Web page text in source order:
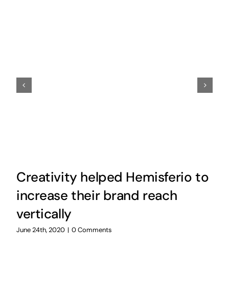
Creativity helped Hemisferio to
increase their brand reach
vertically
June 24th, 2020 | 0 Comments